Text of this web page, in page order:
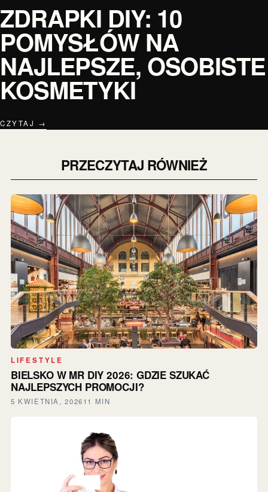
ZDRAPKI DIY: 10
POMYSŁÓW NA
NAJLEPSZE, OSOBISTE
KOSMETYKI
CZYTAJ →
PRZECZYTAJ RÓWNIEŻ
LIFESTYLE
BIELSKO W MR DIY 2026: GDZIE SZUKAĆ
NAJLEPSZYCH PROMOCJI?
5 KWIETNIA, 202611 MIN